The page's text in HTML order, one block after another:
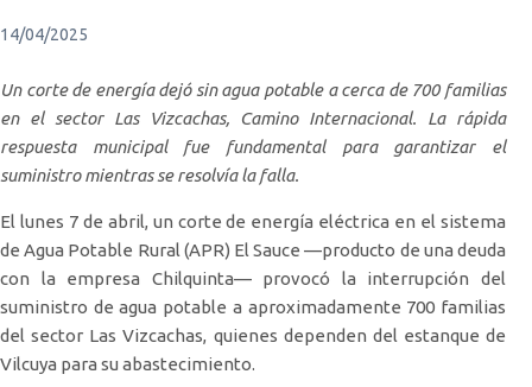
14/04/2025
Un corte de energía dejó sin agua potable a cerca de 700 familias
en el sector Las Vizcachas, Camino Internacional. La rápida
respuesta municipal fue fundamental para garantizar el
suministro mientras se resolvía la falla.
El lunes 7 de abril, un corte de energía eléctrica en el sistema
de Agua Potable Rural (APR) El Sauce —producto de una deuda
con la empresa Chilquinta— provocó la interrupción del
suministro de agua potable a aproximadamente 700 familias
del sector Las Vizcachas, quienes dependen del estanque de
Vilcuya para su abastecimiento.